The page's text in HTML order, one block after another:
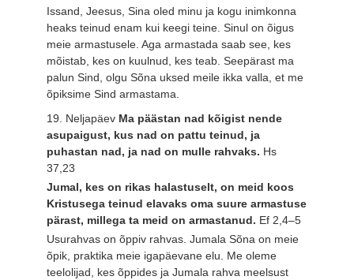
Issand, Jeesus, Sina oled minu ja kogu inimkonna
heaks teinud enam kui keegi teine. Sinul on õigus
meie armastusele. Aga armastada saab see, kes
mõistab, kes on kuulnud, kes teab. Seepärast ma
palun Sind, olgu Sõna uksed meile ikka valla, et me
õpiksime Sind armastama.
19. Neljapäev Ma päästan nad kõigist nende
asupaigust, kus nad on pattu teinud, ja
puhastan nad, ja nad on mulle rahvaks. Hs
37,23
Jumal, kes on rikas halastuselt, on meid koos
Kristusega teinud elavaks oma suure armastuse
pärast, millega ta meid on armastanud. Ef 2,4–5
Usurahvas on õppiv rahvas. Jumala Sõna on meie
õpik, praktika meie igapäevane elu. Me oleme
teelolijad, kes õppides ja Jumala rahva meelsust